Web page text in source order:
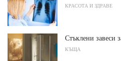
КРАСОТА И ЗДРАВЕ
Стъклени завеси
КЪЩА